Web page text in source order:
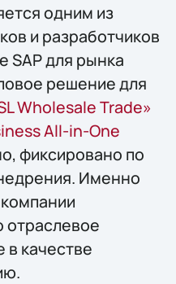
одним из
и разработчиков
SAP для рынка
решение для
Wholesale Trade»
All-in-One
фиксировано по
Именно
в качестве